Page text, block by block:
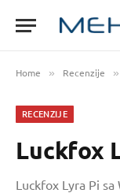
Home » Recenzije »
RECENZIJE
Luckfox
Luckfox Lyra Pi